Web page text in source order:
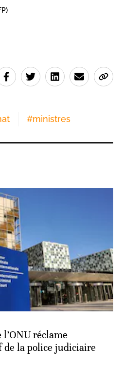
#ministres
réclame
de la police judiciaire